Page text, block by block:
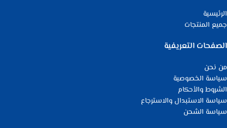
الرئيسية
جميع المنتجات
الصفحات التعريفية
من نحن
سياسة الخصوصية
الشروط والأحكام
سياسة الاستبدال والاسترجاع
سياسة الشحن